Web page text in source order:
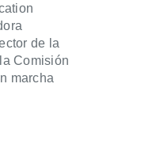
de la
Comisión
marcha